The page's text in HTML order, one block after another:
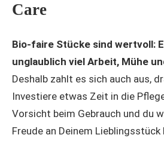
Care
Bio-faire Stücke sind wertvoll:
unglaublich viel Arbeit, Mühe
Deshalb zahlt es sich auch aus,
Investiere etwas Zeit in die
Vorsicht beim Gebrauch und du
Freude an Deinem Lieblingsstück